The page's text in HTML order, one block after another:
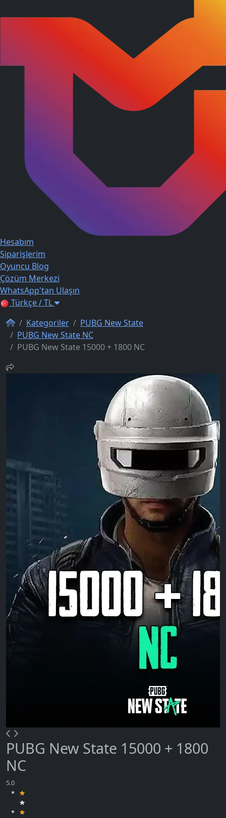
Hesabım
Siparişlerim
Oyuncu Blog
Çözüm Merkezi
WhatsApp'tan Ulaşın
Türkçe / TL
Kategoriler
PUBG New State
PUBG New State NC
PUBG New State 15000 + 1800 NC
PUBG New State 15000 + 1800
NC